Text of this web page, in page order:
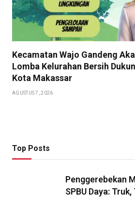
Kecamatan Wajo Gandeng
Lomba Kelurahan Bersih
Kota Makassar
AGUSTUS 7, 2026
Top Posts
Penggerebekan
SPBU Daya: